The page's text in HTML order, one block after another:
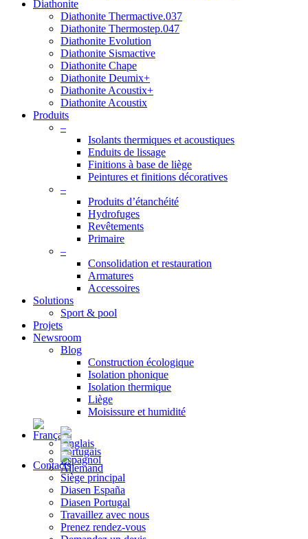
Diathonite
Diathonite Thermactive.037
Diathonite Thermostep.047
Diathonite Evolution
Diathonite Sismactive
Diathonite Chape
Diathonite Deumix+
Diathonite Acoustix+
Diathonite Acoustix
Produits
–
Isolants thermiques et acoustiques
Enduits de lissage
Finitions à base de liège
Peintures et finitions décoratives
–
Produits d’étanchéité
Hydrofuges
Revêtements
Primaire
–
Consolidation et restauration
Armatures
Accessoires
Solutions
Sport & pool
Projets
Newsroom
Blog
Construction écologique
Isolation phonique
Isolation thermique
Liège
Moisissure et humidité
Contacts
Siège principal
Diasen España
Diasen Portugal
Travaillez avec nous
Prenez rendez-vous